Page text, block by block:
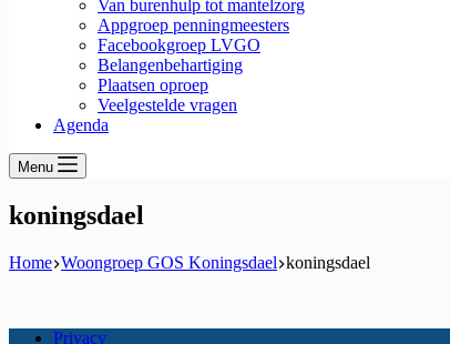
Van burenhulp tot mantelzorg
Appgroep penningmeesters
Facebookgroep LVGO
Belangenbehartiging
Plaatsen oproep
Veelgestelde vragen
Agenda
Menu
koningsdael
Home Woongroep GOS Koningsdael koningsdael
Privacy